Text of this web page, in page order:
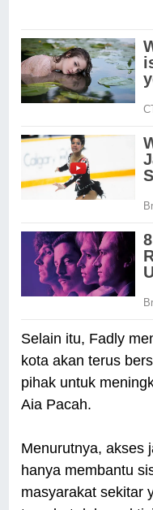
Selain itu, Fadly
kota akan terus
pihak untuk
Aia Pacah.
Menurutnya, akses
hanya membantu
masyarakat sekitar